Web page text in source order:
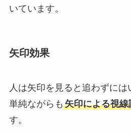
いています。
矢印効果
人は矢印を見ると追わずには
単純ながらも 矢印による視
す。